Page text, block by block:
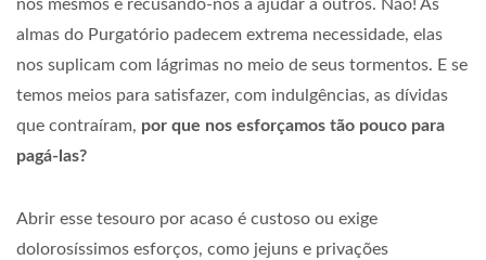
nós mesmos e recusando-nos a ajudar a outros. Não! As
almas do Purgatório padecem extrema necessidade, elas
nos suplicam com lágrimas no meio de seus tormentos. E se
temos meios para satisfazer, com indulgências, as dívidas
que contraíram, por que nos esforçamos tão pouco para
pagá-las?
Abrir esse tesouro por acaso é custoso ou exige
dolorosíssimos esforços, como jejuns e privações